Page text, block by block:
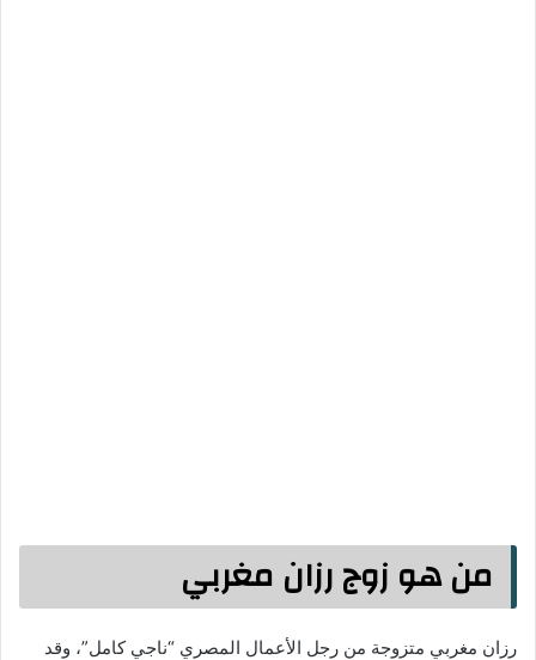
من هو زوج رزان مغربي
رزان مغربي متزوجة من رجل الأعمال المصري “ناجي كامل”، وقد